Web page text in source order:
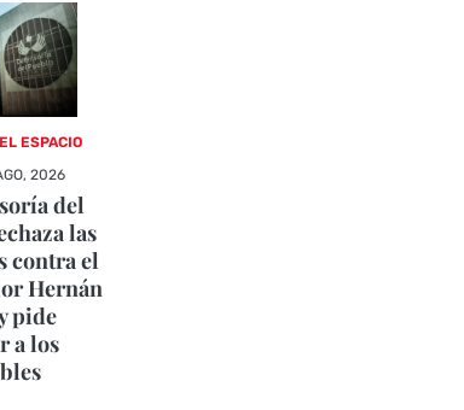
ESPACIO
2026
del
las
contra el
Hernán
pide
a los